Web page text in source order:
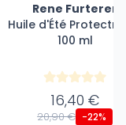
Rene Furterer
Huile d'Été
100 ml
16,40 €
20,90 € -22%